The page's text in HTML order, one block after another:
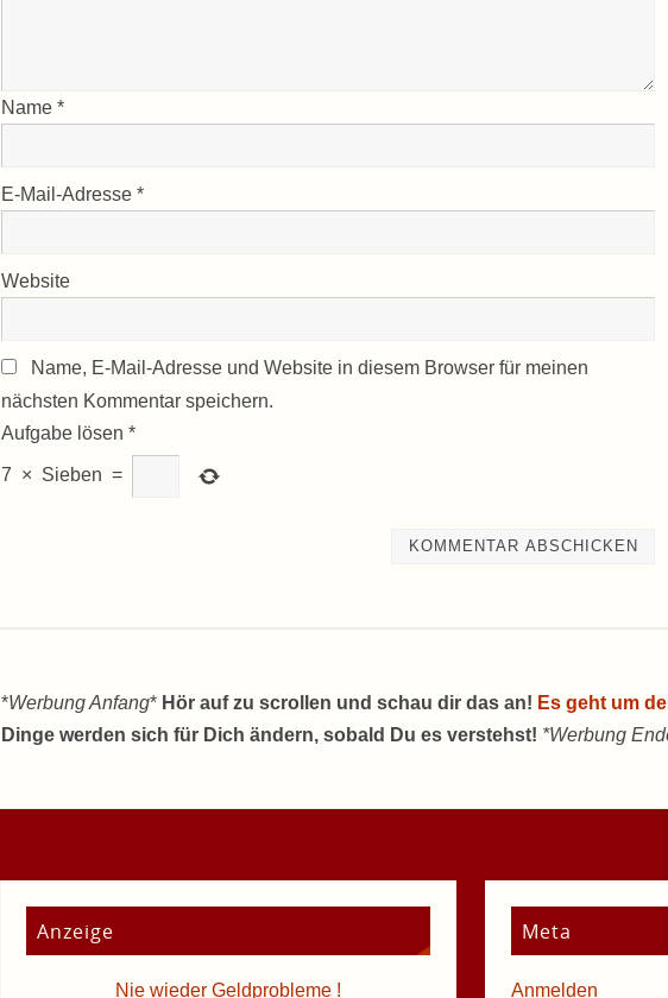
Name *
E-Mail-Adresse *
Website
Name, E-Mail-Adresse und Website in diesem Browser für meinen
nächsten Kommentar speichern.
Aufgabe lösen *
7 × Sieben =
*Werbung Anfang* Hör auf zu scrollen und schau dir das an! Es geht um
Dinge werden sich für Dich ändern, sobald Du es verstehst! *Werbung
Anzeige
Nie wieder Geldprobleme !
Meta
Anmelden